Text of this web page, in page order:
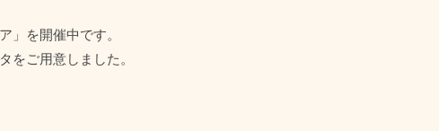
」を開催中です。
をご用意しました。